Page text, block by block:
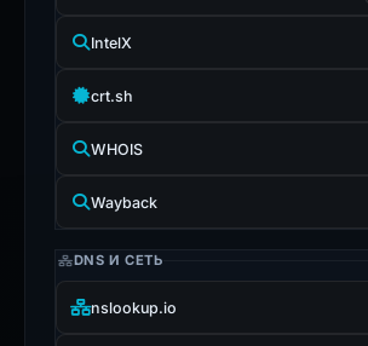
IntelX
crt.sh
WHOIS
Wayback
DNS И СЕТЬ
nslookup.io